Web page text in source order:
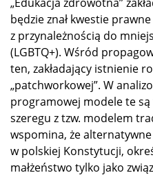
będzie znał kwestie
z przynależnością do
(LGBTQ+). Wśród
ten, zakładający istnienie
„patchworkowej”. W
programowej modele te
szeregu z tzw. modelem
wspomina, że
w polskiej Konstytucji,
małżeństwo tylko jako